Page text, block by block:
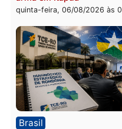
Homem é
durante briga
bairro Ulysses
quinta-feira, 06/08/